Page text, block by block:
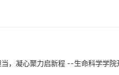
述职亮绩显担当，凝心聚力